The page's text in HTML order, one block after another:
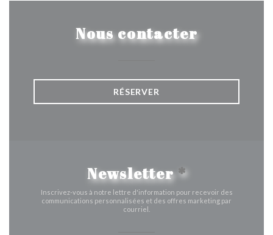
Nous contacter
RÉSERVER
Newsletter*
Inscrivez-vous à notre lettre d'information pour recevoir des
communications personnalisées et des offres marketing par
courriel.